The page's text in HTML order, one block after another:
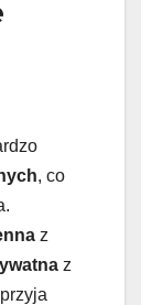
, co
z
z